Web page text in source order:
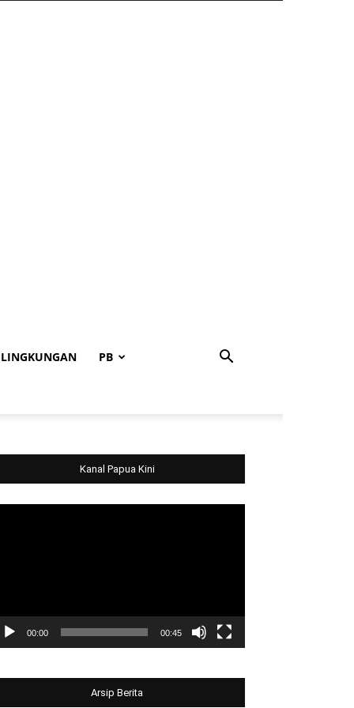
LINGKUNGAN PB
Kanal Papua Kini
00:00 00:45
Arsip Berita